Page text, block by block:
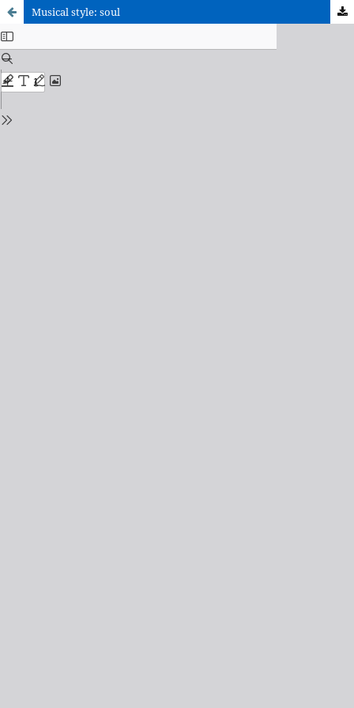
Musical style: soul